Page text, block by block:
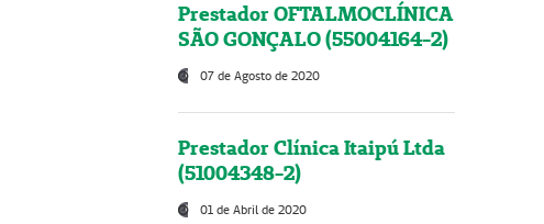
Prestador OFTALMOCLÍNICA
SÃO GONÇALO (55004164-2)
07 de Agosto de 2020
Prestador Clínica Itaipú Ltda
(51004348-2)
01 de Abril de 2020